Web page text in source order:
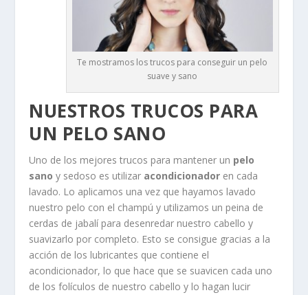
Te mostramos los trucos para conseguir un pelo
suave y sano
NUESTROS TRUCOS PARA
UN PELO SANO
Uno de los mejores trucos para mantener un pelo
sano y sedoso es utilizar acondicionador en cada
lavado. Lo aplicamos una vez que hayamos lavado
nuestro pelo con el champú y utilizamos un peina de
cerdas de jabalí para desenredar nuestro cabello y
suavizarlo por completo. Esto se consigue gracias a la
acción de los lubricantes que contiene el
acondicionador, lo que hace que se suavicen cada uno
de los folículos de nuestro cabello y lo hagan lucir